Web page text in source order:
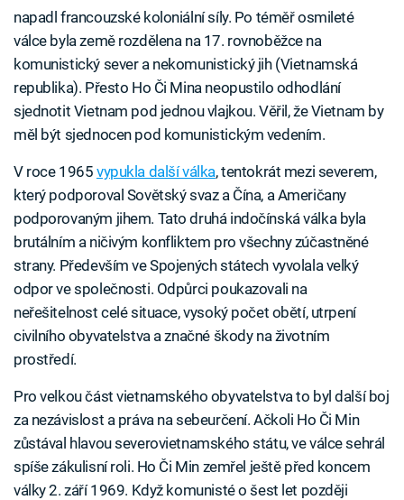
napadl francouzské koloniální síly. Po téměř osmileté
válce byla země rozdělena na 17. rovnoběžce na
komunistický sever a nekomunistický jih (Vietnamská
republika). Přesto Ho Či Mina neopustilo odhodlání
sjednotit Vietnam pod jednou vlajkou. Věřil, že Vietnam by
měl být sjednocen pod komunistickým vedením.
V roce 1965 vypukla další válka, tentokrát mezi severem,
který podporoval Sovětský svaz a Čína, a Američany
podporovaným jihem. Tato druhá indočínská válka byla
brutálním a ničivým konfliktem pro všechny zúčastněné
strany. Především ve Spojených státech vyvolala velký
odpor ve společnosti. Odpůrci poukazovali na
neřešitelnost celé situace, vysoký počet obětí, utrpení
civilního obyvatelstva a značné škody na životním
prostředí.
Pro velkou část vietnamského obyvatelstva to byl další boj
za nezávislost a práva na sebeurčení. Ačkoli Ho Či Min
zůstával hlavou severovietnamského státu, ve válce sehrál
spíše zákulisní roli. Ho Či Min zemřel ještě před koncem
války 2. září 1969. Když komunisté o šest let později